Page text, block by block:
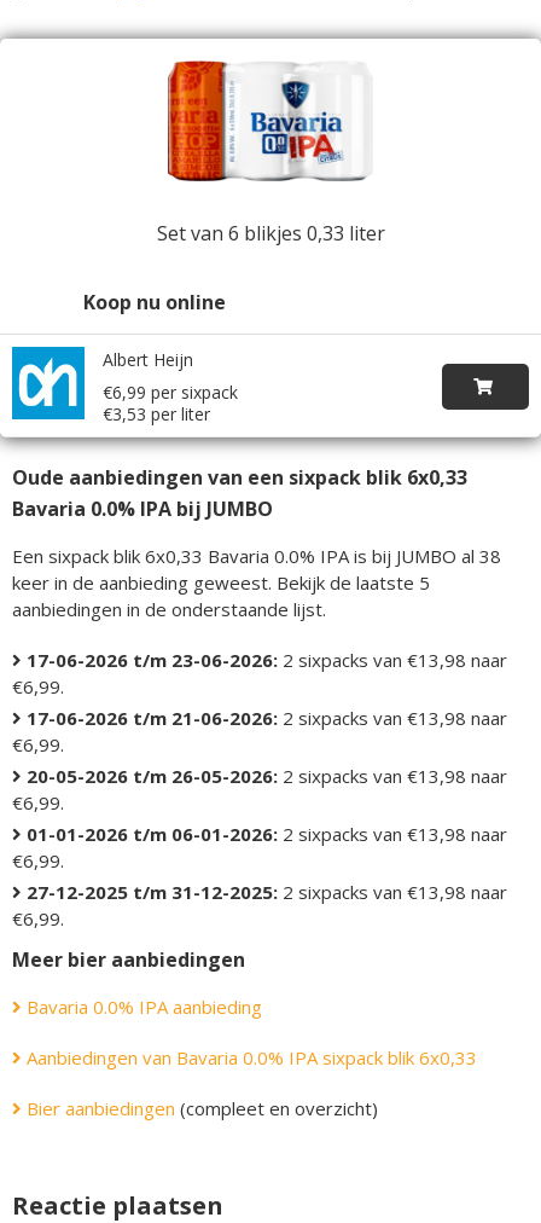
Set van 6 blikjes 0,33 liter
Koop nu online
Albert Heijn
€6,99 per sixpack
€3,53 per liter
Oude aanbiedingen van een sixpack blik 6x0,33
Bavaria 0.0% IPA bij JUMBO
Een sixpack blik 6x0,33 Bavaria 0.0% IPA is bij JUMBO al 38
keer in de aanbieding geweest. Bekijk de laatste 5
aanbiedingen in de onderstaande lijst.
17-06-2026 t/m 23-06-2026: 2 sixpacks van €13,98 naar
€6,99.
17-06-2026 t/m 21-06-2026: 2 sixpacks van €13,98 naar
€6,99.
20-05-2026 t/m 26-05-2026: 2 sixpacks van €13,98 naar
€6,99.
01-01-2026 t/m 06-01-2026: 2 sixpacks van €13,98 naar
€6,99.
27-12-2025 t/m 31-12-2025: 2 sixpacks van €13,98 naar
€6,99.
Meer bier aanbiedingen
Bavaria 0.0% IPA aanbieding
Aanbiedingen van Bavaria 0.0% IPA sixpack blik 6x0,33
Bier aanbiedingen (compleet en overzicht)
Reactie plaatsen